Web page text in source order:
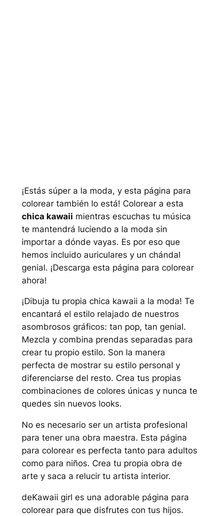
¡Estás súper a la moda, y esta página para
colorear también lo está! Colorear a esta
chica kawaii mientras escuchas tu música
te mantendrá luciendo a la moda sin
importar a dónde vayas. Es por eso que
hemos incluido auriculares y un chándal
genial. ¡Descarga esta página para colorear
ahora!
¡Dibuja tu propia chica kawaii a la moda! Te
encantará el estilo relajado de nuestros
asombrosos gráficos: tan pop, tan genial.
Mezcla y combina prendas separadas para
crear tu propio estilo. Son la manera
perfecta de mostrar su estilo personal y
diferenciarse del resto. Crea tus propias
combinaciones de colores únicas y nunca te
quedes sin nuevos looks.
No es necesario ser un artista profesional
para tener una obra maestra. Esta página
para colorear es perfecta tanto para adultos
como para niños. Crea tu propia obra de
arte y saca a relucir tu artista interior.
deKawaii girl es una adorable página para
colorear para que disfrutes con tus hijos.